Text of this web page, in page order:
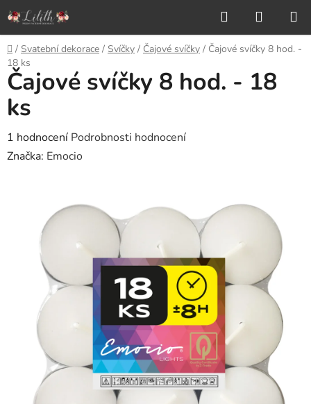
Přejít
na
obsah
Hledat
KOŠÍK
Domů
/ Svatební dekorace / Svíčky / Čajové svíčky / Čajové svíčky 8 hod. -
18 ks
Čajové svíčky 8 hod. - 18
ks
Průměrné
hodnocení
hvězdiček.
1 hodnocení Podrobnosti hodnocení
Značka: Emocio